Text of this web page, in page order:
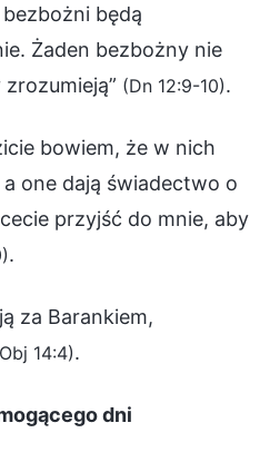
będą
Żaden bezbożny nie
(Dn 12:9-10).
bowiem, że w nich
one dają świadectwo o
przyjść do mnie, aby
.
za Barankiem,
14:4).
dni